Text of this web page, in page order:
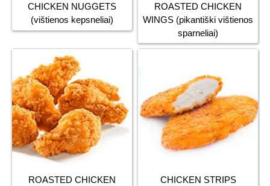
CHICKEN NUGGETS
(vištienos kepsneliai)
ROASTED CHICKEN
WINGS (pikantiški vištienos
sparneliai)
ROASTED CHICKEN
CHICKEN STRIPS